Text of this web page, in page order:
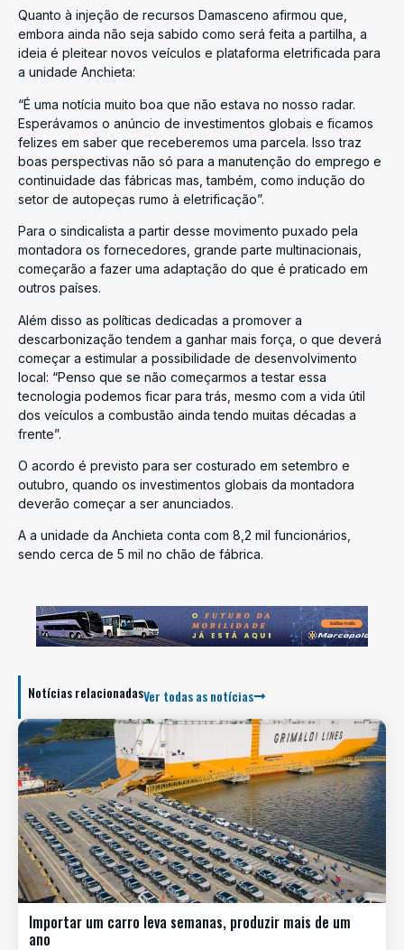
Quanto à injeção de recursos Damasceno afirmou que,
embora ainda não seja sabido como será feita a partilha, a
ideia é pleitear novos veículos e plataforma eletrificada para
a unidade Anchieta:
“É uma notícia muito boa que não estava no nosso radar.
Esperávamos o anúncio de investimentos globais e ficamos
felizes em saber que receberemos uma parcela. Isso traz
boas perspectivas não só para a manutenção do emprego e
continuidade das fábricas mas, também, como indução do
setor de autopeças rumo à eletrificação”.
Para o sindicalista a partir desse movimento puxado pela
montadora os fornecedores, grande parte multinacionais,
começarão a fazer uma adaptação do que é praticado em
outros países.
Além disso as políticas dedicadas a promover a
descarbonização tendem a ganhar mais força, o que deverá
começar a estimular a possibilidade de desenvolvimento
local: “Penso que se não começarmos a testar essa
tecnologia podemos ficar para trás, mesmo com a vida útil
dos veículos a combustão ainda tendo muitas décadas a
frente”.
O acordo é previsto para ser costurado em setembro e
outubro, quando os investimentos globais da montadora
deverão começar a ser anunciados.
A a unidade da Anchieta conta com 8,2 mil funcionários,
sendo cerca de 5 mil no chão de fábrica.
Notícias relacionadasVer todas as notícias
Importar um carro leva semanas, produzir mais de um
ano